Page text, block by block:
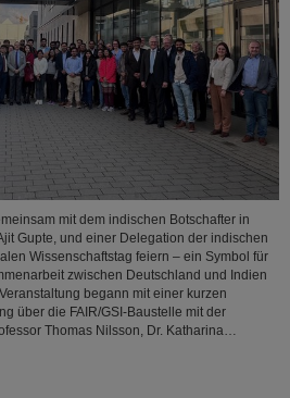
mit dem indischen Botschafter in
Gupte, und einer Delegation der indischen
Wissenschaftstag feiern – ein Symbol für
zwischen Deutschland und Indien
begann mit einer kurzen
über die FAIR/GSI-Baustelle mit der
Thomas Nilsson, Dr. Katharina…